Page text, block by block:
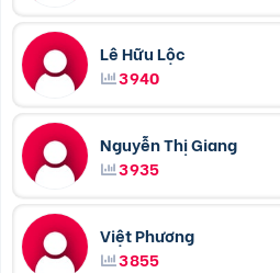
Lê Hữu Lộc
3940
Nguyễn Thị Giang
3935
Việt Phương
3855